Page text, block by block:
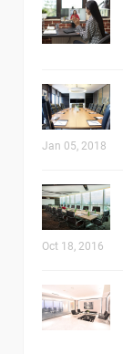
Jan 05, 2018
Oct 18, 2016